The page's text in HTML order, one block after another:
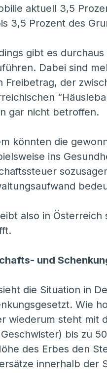
aktuell 3,5
3,5 Prozent des
gibt es
Dabei sind
Freibetrag, der
gar nicht betroffen.
könnten die
ins
also in
und
die Situation in
Wie
wiederum steht mit
Geschwister) bis zu
des Erbes den
innerhalb der